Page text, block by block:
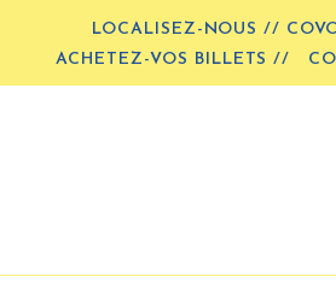
LOCALISEZ-NOUS //
ACHETEZ-VOS BILLETS //